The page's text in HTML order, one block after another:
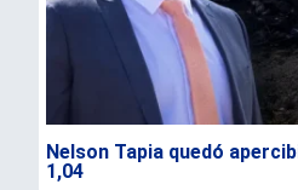
Nelson Tapia quedó
1,04